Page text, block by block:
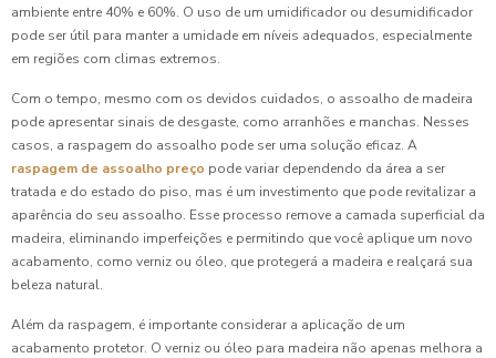
ambiente entre 40% e 60%. O uso de um umidificador ou desumidificador
pode ser útil para manter a umidade em níveis adequados, especialmente
em regiões com climas extremos.
Com o tempo, mesmo com os devidos cuidados, o assoalho de madeira
pode apresentar sinais de desgaste, como arranhões e manchas. Nesses
casos, a raspagem do assoalho pode ser uma solução eficaz. A
raspagem de assoalho preço pode variar dependendo da área a ser
tratada e do estado do piso, mas é um investimento que pode revitalizar a
aparência do seu assoalho. Esse processo remove a camada superficial da
madeira, eliminando imperfeições e permitindo que você aplique um novo
acabamento, como verniz ou óleo, que protegerá a madeira e realçará sua
beleza natural.
Além da raspagem, é importante considerar a aplicação de um
acabamento protetor. O verniz ou óleo para madeira não apenas melhora a